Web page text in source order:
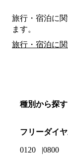
旅行・宿泊に
ます。
旅行・宿泊に
種別から探す
フリーダイ
0120 0800